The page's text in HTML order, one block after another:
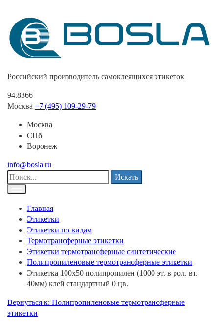
Российский производитель самоклеящихся этикеток
94.8366
Москва +7 (495) 109-29-79
Москва
СПб
Воронеж
info@bosla.ru
Искать
Главная
Этикетки
Этикетки по видам
Термотрансферные этикетки
Этикетки термотрансферные синтетические
Полипропиленовые термотрансферные этикетки
Этикетка 100х50 полипропилен (1000 эт. в рол. вт.
40мм) клей стандартный 0 цв.
Вернуться к: Полипропиленовые термотрансферные
этикетки